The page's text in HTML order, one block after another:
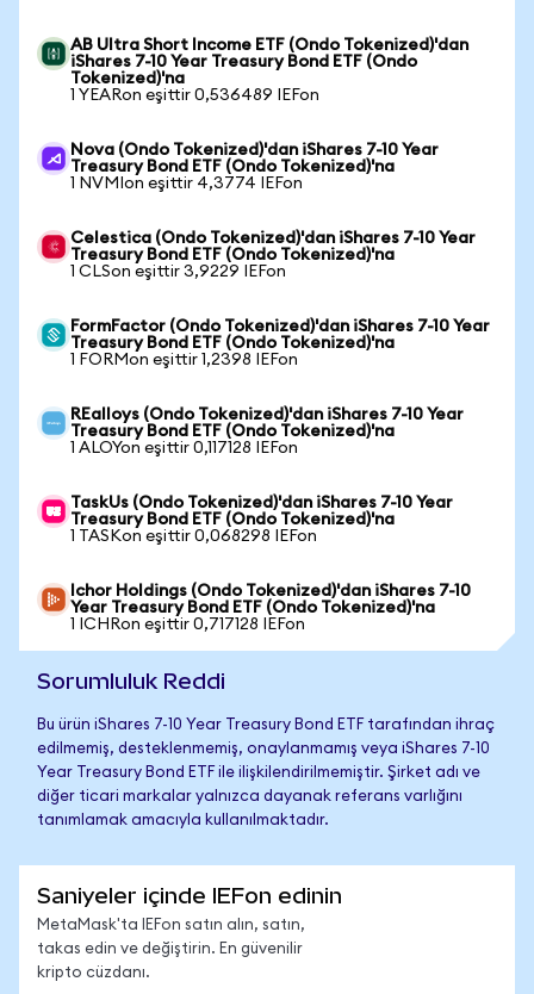
AB Ultra Short Income ETF (Ondo Tokenized)'dan
iShares 7-10 Year Treasury Bond ETF (Ondo
Tokenized)'na
1 YEARon eşittir 0,536489 IEFon
Nova (Ondo Tokenized)'dan iShares 7-10 Year
Treasury Bond ETF (Ondo Tokenized)'na
1 NVMIon eşittir 4,3774 IEFon
Celestica (Ondo Tokenized)'dan iShares 7-10 Year
Treasury Bond ETF (Ondo Tokenized)'na
1 CLSon eşittir 3,9229 IEFon
FormFactor (Ondo Tokenized)'dan iShares 7-10 Year
Treasury Bond ETF (Ondo Tokenized)'na
1 FORMon eşittir 1,2398 IEFon
REalloys (Ondo Tokenized)'dan iShares 7-10 Year
Treasury Bond ETF (Ondo Tokenized)'na
1 ALOYon eşittir 0,117128 IEFon
TaskUs (Ondo Tokenized)'dan iShares 7-10 Year
Treasury Bond ETF (Ondo Tokenized)'na
1 TASKon eşittir 0,068298 IEFon
Ichor Holdings (Ondo Tokenized)'dan iShares 7-10
Year Treasury Bond ETF (Ondo Tokenized)'na
1 ICHRon eşittir 0,717128 IEFon
Sorumluluk Reddi
Bu ürün iShares 7-10 Year Treasury Bond ETF tarafından ihraç
edilmemiş, desteklenmemiş, onaylanmamış veya iShares 7-10
Year Treasury Bond ETF ile ilişkilendirilmemiştir. Şirket adı ve
diğer ticari markalar yalnızca dayanak referans varlığını
tanımlamak amacıyla kullanılmaktadır.
Saniyeler içinde IEFon edinin
MetaMask'ta IEFon satın alın, satın,
takas edin ve değiştirin. En güvenilir
kripto cüzdanı.